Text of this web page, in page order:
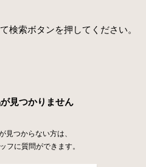
検索ボタンを押してください。
見つかりません
見つからない方は、
フに質問ができます。